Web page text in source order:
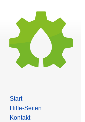
Start
Hilfe-Seiten
Kontakt